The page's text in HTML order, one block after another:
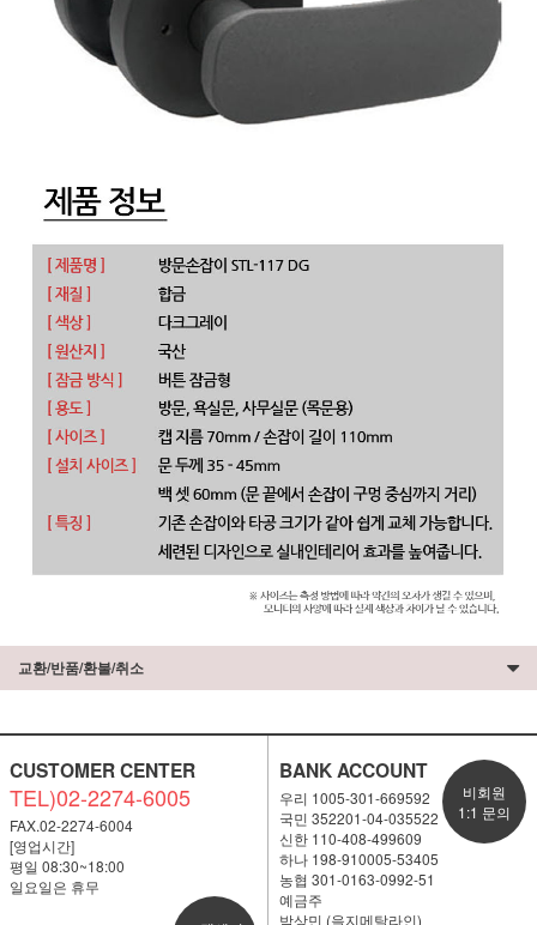
교환/반품/환불/취소
CUSTOMER CENTER
TEL)02-2274-6005
FAX.02-2274-6004
[영업시간]
평일 08:30~18:00
일요일은 휴무
BANK ACCOUNT
우리 1005-301-669592
국민 352201-04-035522
신한 110-408-499609
하나 198-910005-53405
농협 301-0163-0992-51
예금주
박상민 (을지메탈라인)
비회원
1:1 문의